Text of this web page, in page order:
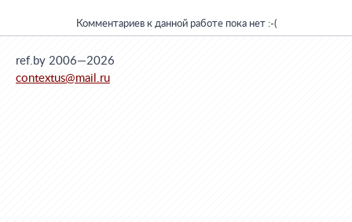
Комментариев к данной работе пока нет :-(
ref.by 2006—2026
contextus@mail.ru